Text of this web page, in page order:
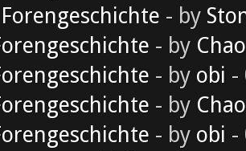
Forengeschichte - by
- by
- by obi -
- by
- by obi -